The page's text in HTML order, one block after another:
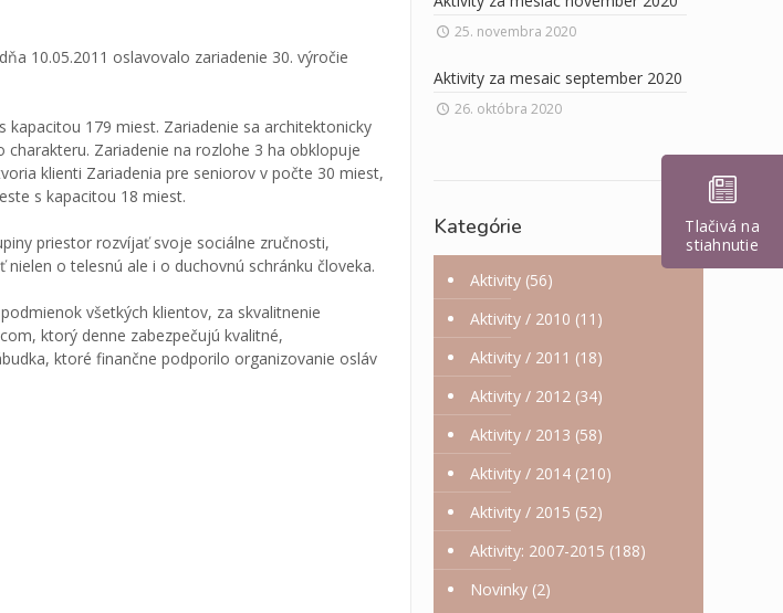
10.05.2011 oslavovalo zariadenie 30. výročie
179 miest. Zariadenie sa architektonicky
Zariadenie na rozlohe 3 ha obklopuje
klienti Zariadenia pre seniorov v počte 30 miest,
s kapacitou 18 miest.
priestor rozvíjať svoje sociálne zručnosti,
o telesnú ale i o duchovnú schránku človeka.
všetkých klientov, za skvalitnenie
ktorý denne zabezpečujú kvalitné,
ktoré finančne podporilo organizovanie osláv
25. novembra 2020
Aktivity za mesaic september 2020
26. októbra 2020
Kategórie
Aktivity(56)
Aktivity / 2010 (11)
Aktivity / 2011 (18)
Aktivity / 2012(34)
Aktivity / 2013 (58)
Aktivity / 2014(210)
Aktivity / 2015 (52)
Aktivity: 2007-2015 (188)
Novinky(2)
Tlačivá na
stiahnutie